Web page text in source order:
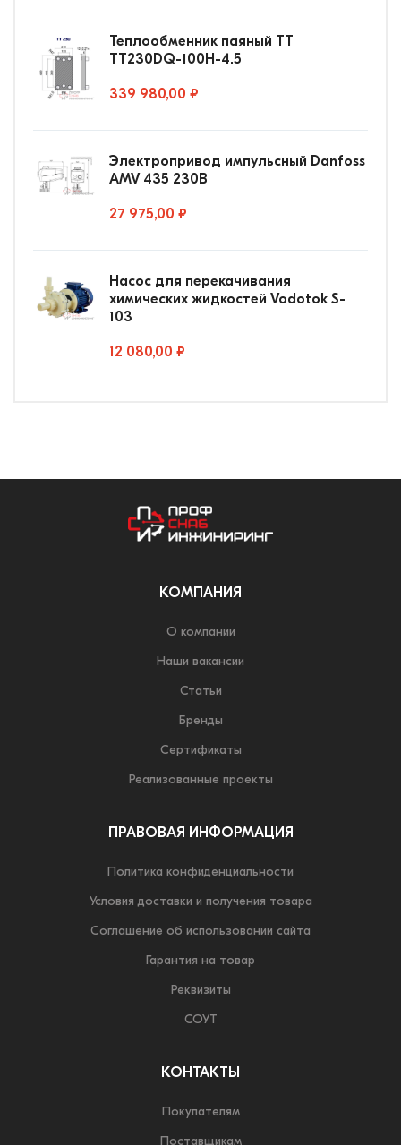
Теплообменник паяный ТТ
ТТ230DQ-100Н-4.5
339 980,00 ₽
Электропривод импульсный Danfoss
AMV 435 230В
27 975,00 ₽
Насос для перекачивания
химических жидкостей Vodotok S-
103
12 080,00 ₽
КОМПАНИЯ
О компании
Наши вакансии
Статьи
Бренды
Сертификаты
Реализованные проекты
ПРАВОВАЯ ИНФОРМАЦИЯ
Политика конфиденциальности
Условия доставки и получения товара
Соглашение об использовании сайта
Гарантия на товар
Реквизиты
СОУТ
КОНТАКТЫ
Покупателям
Поставщикам